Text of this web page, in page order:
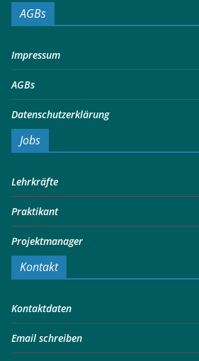
AGBs
Impressum
AGBs
Datenschutzerklärung
Jobs
Lehrkräfte
Praktikant
Projektmanager
Kontakt
Kontaktdaten
Email schreiben